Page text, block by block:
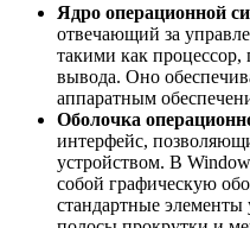
Ядро операционной
отвечающий за
такими как процессор,
вывода. Оно
аппаратным
Оболочка
интерфейс,
устройством. В
собой графическую
стандартные элементы